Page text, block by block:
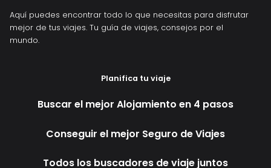
Aquí puedes encontrar todo lo que necesitas para disfrutar
mejor de tus viajes. Tu guía de viajes, consejos por el
mundo.
Planifica tu viaje
Buscar el mejor Alojamiento en 4 pasos
Conseguir el mejor Seguro de Viajes
Todos los buscadores de viaje juntos